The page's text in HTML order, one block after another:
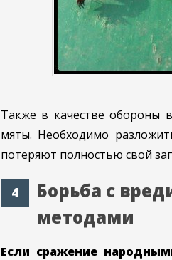
Также в качестве обороны
мяты. Необходимо
потеряют полностью свой
Борьба с
методами
Если сражение